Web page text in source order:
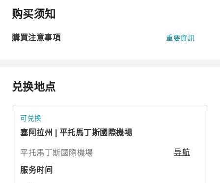
购买须知
購買注意事項 重要資訊
兑换地点
可兑换
塞阿拉州 | 平托馬丁斯國際機場
平托馬丁斯國際機場 导航
服务时间